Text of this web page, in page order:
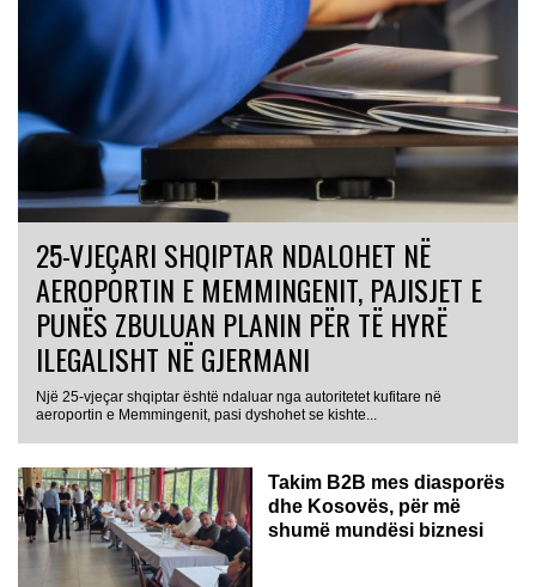
25-VJEÇARI SHQIPTAR NDALOHET NË
AEROPORTIN E MEMMINGENIT, PAJISJET E
PUNËS ZBULUAN PLANIN PËR TË HYRË
ILEGALISHT NË GJERMANI
Një 25-vjeçar shqiptar është ndaluar nga autoritetet kufitare në
aeroportin e Memmingenit, pasi dyshohet se kishte...
Takim B2B mes diasporës
dhe Kosovës, për më
shumë mundësi biznesi